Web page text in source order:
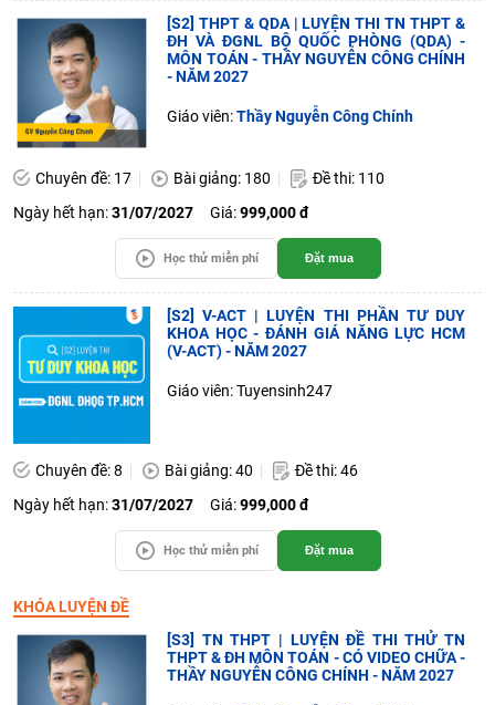
[S2] THPT & QDA | LUYỆN THI TN THPT &
ĐH VÀ ĐGNL BỘ QUỐC PHÒNG (QDA) -
MÔN TOÁN - THẦY NGUYỄN CÔNG CHÍNH
- NĂM 2027
Giáo viên:Thầy Nguyễn Công Chính
Chuyên đề: 17 Bài giảng: 180
Đề thi: 110
Ngày hết hạn:31/07/2027 Giá:999,000 đ
Học thử miễn phí Đặt mua
[S2] V-ACT | LUYỆN THI PHẦN TƯ DUY
KHOA HỌC - ĐÁNH GIÁ NĂNG LỰC HCM
(V-ACT) - NĂM 2027
Giáo viên: Tuyensinh247
Chuyên đề: 8 Bài giảng: 40
Đề thi: 46
Ngày hết hạn:31/07/2027 Giá:999,000 đ
Học thử miễn phí Đặt mua
KHÓA LUYỆN ĐỀ
[S3] TN THPT | LUYỆN ĐỀ THI THỬ TN
THPT & ĐH MÔN TOÁN - CÓ VIDEO CHỮA -
THẦY NGUYỄN CÔNG CHÍNH - NĂM 2027